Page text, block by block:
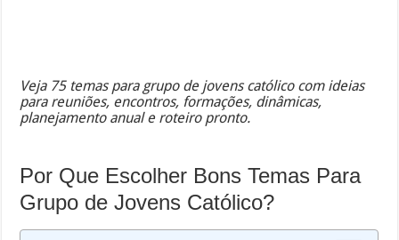
Veja 75 temas para grupo de jovens católico com ideias
para reuniões, encontros, formações, dinâmicas,
planejamento anual e roteiro pronto.
Por Que Escolher Bons Temas Para
Grupo de Jovens Católico?